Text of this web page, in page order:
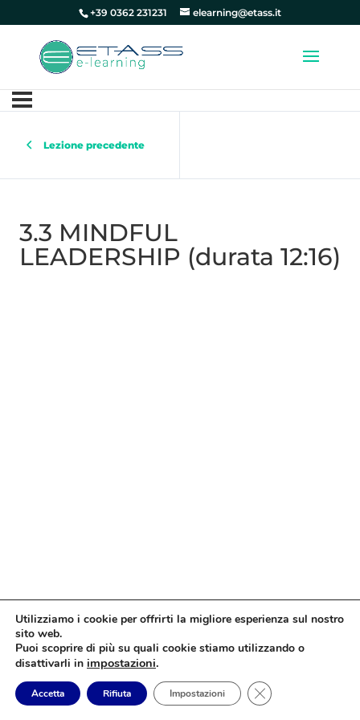
+39 0362 231231 elearning@etass.it
Lezione precedente
3.3 MINDFUL
LEADERSHIP (durata 12:16)
Utilizziamo i cookie per offrirti la migliore esperienza sul nostro
sito web.
Puoi scoprire di più su quali cookie stiamo utilizzando o
disattivarli in impostazioni.
Accetta Rifiuta Impostazioni Close GDPR